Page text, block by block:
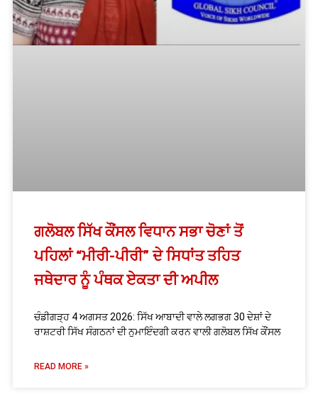
ਗਲੋਬਲ ਸਿੱਖ ਕੌਂਸਲ ਵਿਧਾਨ ਸਭਾ ਚੋਣਾਂ ਤੋਂ
ਪਹਿਲਾਂ “ਮੀਰੀ-ਪੀਰੀ” ਦੇ ਸਿਧਾਂਤ ਤਹਿਤ
ਜਥੇਦਾਰ ਨੂੰ ਪੰਥਕ ਏਕਤਾ ਦੀ ਅਪੀਲ
ਚੰਡੀਗੜ੍ਹ 4 ਅਗਸਤ 2026: ਸਿੱਖ ਆਬਾਦੀ ਵਾਲੇ ਲਗਭਗ 30 ਦੇਸ਼ਾਂ ਦੇ
ਰਾਸ਼ਟਰੀ ਸਿੱਖ ਸੰਗਠਨਾਂ ਦੀ ਨੁਮਾਇੰਦਗੀ ਕਰਨ ਵਾਲੀ ਗਲੋਬਲ ਸਿੱਖ ਕੌਂਸਲ
READ MORE »